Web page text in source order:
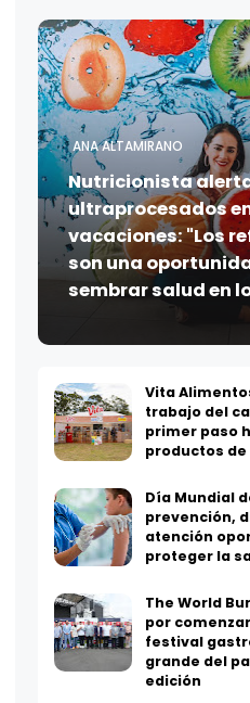
ANA ALTAMIRANO
Nutricionista
ultraprocesados
vacaciones: "Los
son una
sembrar salud en
Vita
trabajo del
primer paso
productos de
Día Mundial
prevención,
atención
proteger la
The World
por
festival
grande del
edición